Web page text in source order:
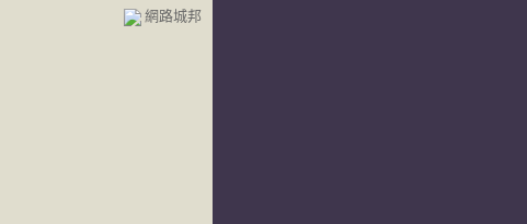
網路城邦